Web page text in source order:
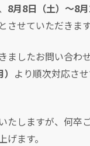
8月8日（土）～8月
させていただきます
ましたお問い合わ
より順次対応さ
たしますが、何卒
げます。